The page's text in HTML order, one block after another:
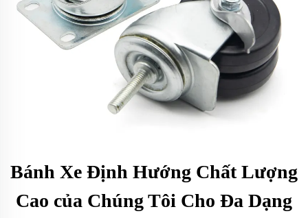
Bánh Xe Định Hướng Chất Lượng
Cao của Chúng Tôi Cho Đa Dạng